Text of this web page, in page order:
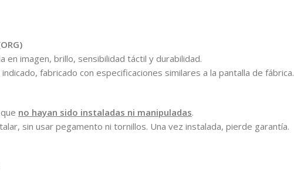
imagen, brillo, sensibilidad táctil y durabilidad.
fabricado con especificaciones similares a la pantalla de fábrica.
no hayan sido instaladas ni manipuladas.
sin usar pegamento ni tornillos. Una vez instalada, pierde garantía.